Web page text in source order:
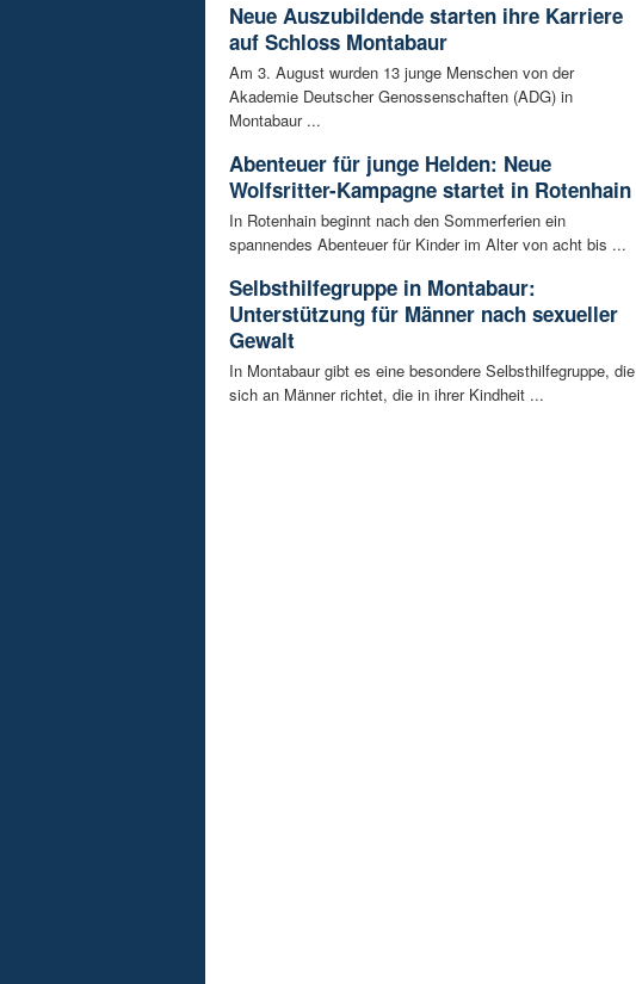
Neue Auszubildende starten ihre Karriere
auf Schloss Montabaur
Am 3. August wurden 13 junge Menschen von der
Akademie Deutscher Genossenschaften (ADG) in
Montabaur ...
Abenteuer für junge Helden: Neue
Wolfsritter-Kampagne startet in Rotenhain
In Rotenhain beginnt nach den Sommerferien ein
spannendes Abenteuer für Kinder im Alter von acht bis ...
Selbsthilfegruppe in Montabaur:
Unterstützung für Männer nach sexueller
Gewalt
In Montabaur gibt es eine besondere Selbsthilfegruppe, die
sich an Männer richtet, die in ihrer Kindheit ...